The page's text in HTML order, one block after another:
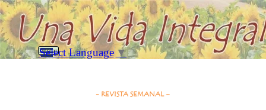
Vaya al Contenido
Saltar menú
Select Language ▼
Buscar
- REVISTA SEMANAL –